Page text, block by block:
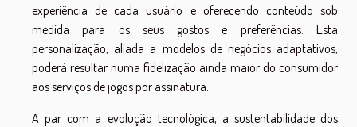
experiência de cada usuário e oferecendo conteúdo sob
medida para os seus gostos e preferências. Esta
personalização, aliada a modelos de negócios adaptativos,
poderá resultar numa fidelização ainda maior do consumidor
aos serviços de jogos por assinatura.
A par com a evolução tecnológica, a sustentabilidade dos